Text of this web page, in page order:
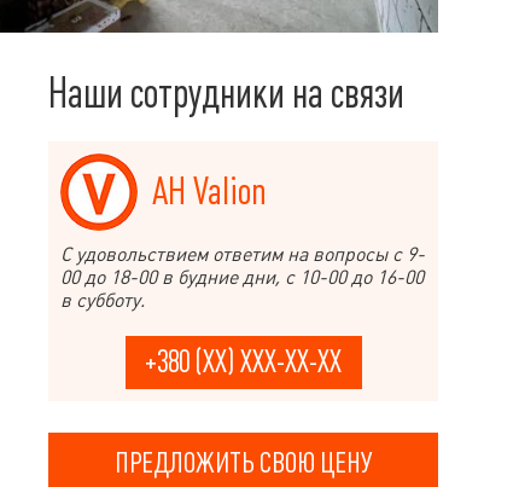
Наши сотрудники на связи
АН Valion
С удовольствием ответим на вопросы с 9-
00 до 18-00 в будние дни, с 10-00 до 16-00
в субботу.
+380 (XX) XXX-XX-XX
ПРЕДЛОЖИТЬ СВОЮ ЦЕНУ